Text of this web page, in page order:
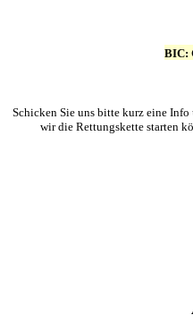
BIC:
Schicken Sie uns bitte kurz eine Info
wir die Rettungskette starten